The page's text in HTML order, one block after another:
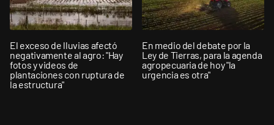
El exceso de lluvias afectó
negativamente al agro: "Hay
fotos y videos de
plantaciones con ruptura de
la estructura"
En medio del debate por la
Ley de Tierras, para la agenda
agropecuaria de hoy "la
urgencia es otra"